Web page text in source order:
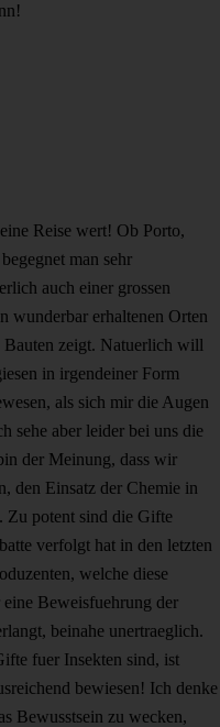
Reise wert! Ob Porto,
man sehr
auch einer grossen
wunderbar erhaltenen Orten
Bauten zeigt. Natuerlich will
in irgendeiner Form
als sich mir die Augen
sehe aber leider bei uns die
der Meinung, dass wir
den Einsatz der Chemie in
Zu potent sind die Gifte
verfolgt hat in den letzten
welche diese
Beweisfuehrung der
beinahe unertraeglich.
fuer Insekten sind, ist
bewiesen! Ich denke
Bewusstsein zu wecken,